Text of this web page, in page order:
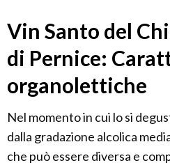
Vin Santo del
di Pernice:
organolettiche
Nel momento in cui lo si
dalla gradazione alcolica
che può essere diversa e